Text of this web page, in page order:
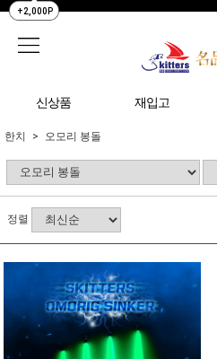
+2,000P
신상품 재입고
한치 오모리 봉돌
정렬